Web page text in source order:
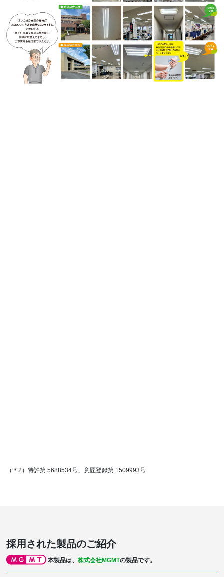
（＊2）特許第 5688534号、意匠登録第 1509993号
採用された製品のご紹介
本製品は、株式会社MGMTの製品です。